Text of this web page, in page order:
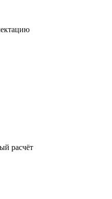
расчёт